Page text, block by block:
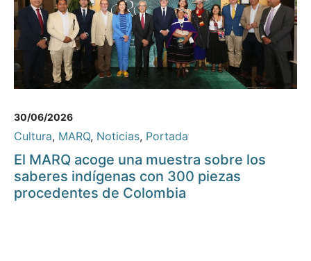
30/06/2026
Cultura, MARQ, Noticias, Portada
El MARQ acoge una muestra sobre los
saberes indígenas con 300 piezas
procedentes de Colombia